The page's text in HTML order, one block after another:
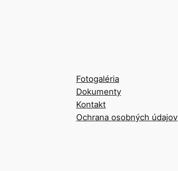
Fotogaléria
Dokumenty
Kontakt
Ochrana osobných údajov